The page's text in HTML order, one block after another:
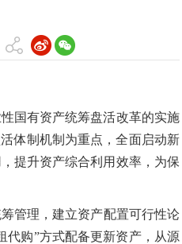
国有资产统筹盘活改革的实施
体制机制为重点，全面启动新
提升资产综合利用效率，为保
管理，建立资产配置可行性论
代购”方式配备更新资产，从源